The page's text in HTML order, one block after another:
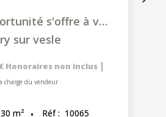
Une nouvelle opportunité s'offre à vous !
sur vesle
Honoraires non inclus |
charge du vendeur
m² Réf : 10065